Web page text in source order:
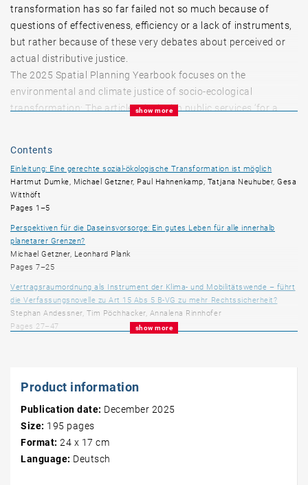
transformation has so far failed not so much because of
questions of effectiveness, efficiency or a lack of instruments,
but rather because of these very debates about perceived or
actual distributive justice.
The 2025 Spatial Planning Yearbook focuses on the
environmental and climate justice of socio-ecological
transformation: The articles deal with public services ‘for a
What conditions must be met for a fair provision of housing,
mobility and public services? How can sustainability and
justice dimensions be taken into account in project evaluation?
show more
Contents
Einleitung: Eine gerechte sozial-ökologische Transformation ist möglich
Hartmut Dumke, Michael Getzner, Paul Hahnenkamp, Tatjana Neuhuber, Gesa
Witthöft
Pages 1–5
Perspektiven für die Daseinsvorsorge: Ein gutes Leben für alle innerhalb
planetarer Grenzen?
Michael Getzner, Leonhard Plank
Pages 7–25
Vertragsraumordnung als Instrument der Klima- und Mobilitätswende – führt
die Verfassungsnovelle zu Art 15 Abs 5 B-VG zu mehr Rechtssicherheit?
Stephan Andessner, Tim Pöchhacker, Annalena Rinnhofer
Pages 27–47
transFORMAT-LINK
Pages 49–64
Der Klimaraumplan als Instrument in eine klimafreundliche und klimagerechte
Zukunft für Alpenstädte
Theresa Janesch, Sibylla Zech
show more
Product information
Publication date: December 2025
Size: 195 pages
Format: 24 x 17 cm
Language: Deutsch